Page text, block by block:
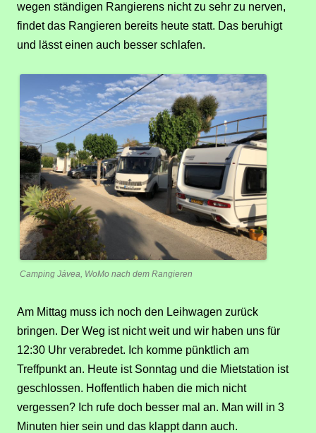
wegen ständigen Rangierens nicht zu sehr zu nerven,
findet das Rangieren bereits heute statt. Das beruhigt
und lässt einen auch besser schlafen.
Camping Jávea, WoMo nach dem Rangieren
Am Mittag muss ich noch den Leihwagen zurück
bringen. Der Weg ist nicht weit und wir haben uns für
12:30 Uhr verabredet. Ich komme pünktlich am
Treffpunkt an. Heute ist Sonntag und die Mietstation ist
geschlossen. Hoffentlich haben die mich nicht
vergessen? Ich rufe doch besser mal an. Man will in 3
Minuten hier sein und das klappt dann auch.